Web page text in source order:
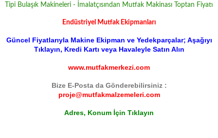
Endüstriyel Mutfak Ekipmanları
Güncel Fiyatlarıyla Makine Ekipman ve Yedekparçalar; Aşağıyı
Tıklayın, Kredi Kartı veya Havaleyle Satın Alın
www.mutfakmerkezi.com
Bize E-Posta da Gönderebilirsiniz :
proje@mutfakmalzemeleri.com
Adres, Konum İçin Tıklayın